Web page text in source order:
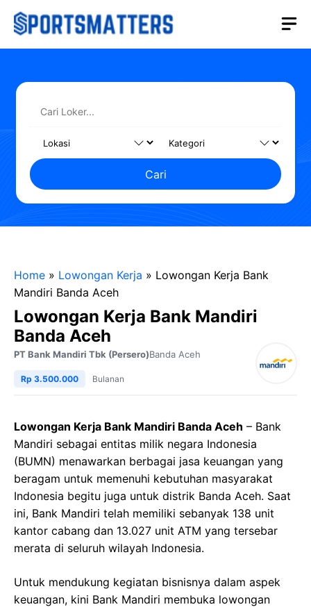
Langsung
Cari
Home » Lowongan Kerja » Lowongan Kerja Bank
Mandiri Banda Aceh
Lowongan Kerja Bank Mandiri
Banda Aceh
PT Bank Mandiri Tbk (Persero)Banda Aceh
Rp 3.500.000 Bulanan
Lowongan Kerja Bank Mandiri Banda Aceh – Bank
Mandiri sebagai entitas milik negara Indonesia
(BUMN) menawarkan berbagai jasa keuangan yang
beragam untuk memenuhi kebutuhan masyarakat
Indonesia begitu juga untuk distrik Banda Aceh. Saat
ini, Bank Mandiri telah memiliki sebanyak 138 unit
kantor cabang dan 13.027 unit ATM yang tersebar
merata di seluruh wilayah Indonesia.
Untuk mendukung kegiatan bisnisnya dalam aspek
keuangan, kini Bank Mandiri membuka lowongan